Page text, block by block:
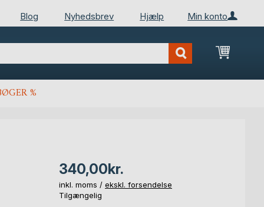
Min konto
Blog Nyhedsbrev Hjælp
Min
%
340,00kr.
inkl. moms / ekskl. forsendelse
Tilgængelig